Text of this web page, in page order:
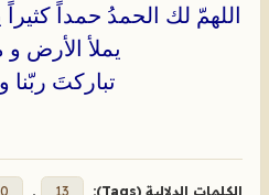
اللهمّ لك الحمدُ حمداً
يملأ الأرض و
تباركتَ ربّنا
الكلمات الدلالية (Tags): 13
,